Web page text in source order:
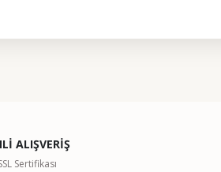
eksik bilgiler bulunuyor.
ALIŞVERİŞ
Sertifikası